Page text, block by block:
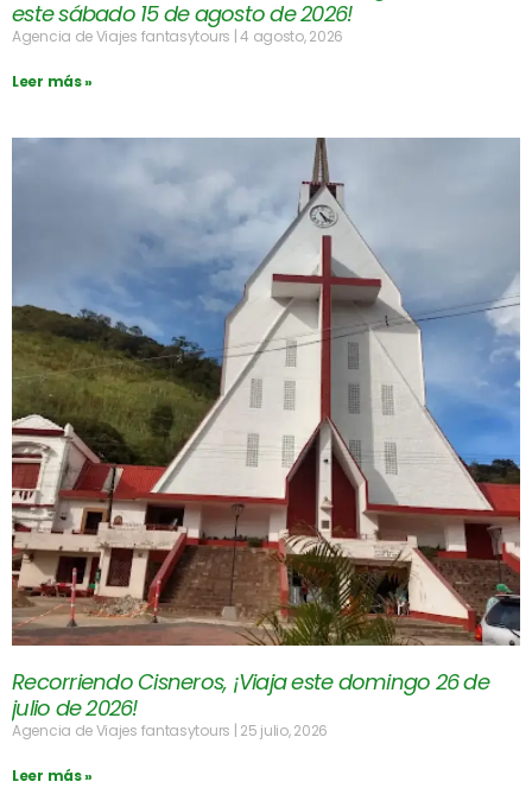
este sábado 15 de agosto de 2026!
Agencia de Viajes fantasytours 4 agosto, 2026
Leer más »
Recorriendo Cisneros, ¡Viaja este domingo 26 de
julio de 2026!
Agencia de Viajes fantasytours 25 julio, 2026
Leer más »